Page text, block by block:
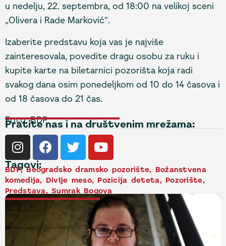
u nedelju, 22. septembra, od 18:00 na velikoj sceni
„Olivera i Rade Marković“.
Izaberite predstavu koja vas je najviše
zainteresovala, povedite dragu osobu za ruku i
kupite karte na biletarnici pozorišta koja radi
svakog dana osim ponedeljkom od 10 do 14 časova i
od 18 časova do 21 čas.
Foto: BDP
Pratite nas i na društvenim mrežama:
Tagovi:
BDP,Beogradsko dramsko pozorište, Božanstvena
komedija, Divlje meso, Pozicija deteta, Pozorište,
Predstava,Sumrak Bogova
NAJNOVIJE VESTI